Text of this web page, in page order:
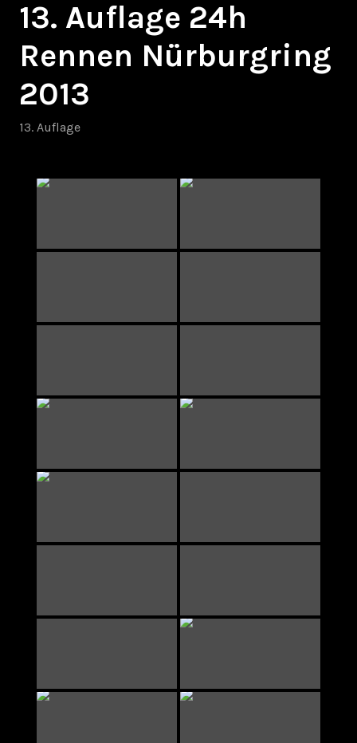
13. Auflage 24h
Rennen Nürburgring
2013
13. Auflage